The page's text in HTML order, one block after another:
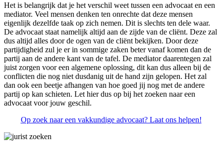
Het is belangrijk dat je het verschil weet tussen een advocaat en een
mediator. Veel mensen denken ten onrechte dat deze mensen
eigenlijk dezelfde taak op zich nemen. Dit is slechts ten dele waar.
De advocaat staat namelijk altijd aan de zijde van de cliënt. Deze zal
dus altijd alles door de ogen van de cliënt bekijken. Door deze
partijdigheid zul je er in sommige zaken beter vanaf komen dan de
partij aan de andere kant van de tafel. De mediator daarentegen zal
juist zorgen voor een algemene oplossing, dit kan dus alleen bij de
conflicten die nog niet dusdanig uit de hand zijn gelopen. Het zal
dan ook een beetje afhangen van hoe goed jij nog met de andere
partij op kan schieten. Let hier dus op bij het zoeken naar een
advocaat voor jouw geschil.
Op zoek naar een vakkundige advocaat? Laat ons helpen!